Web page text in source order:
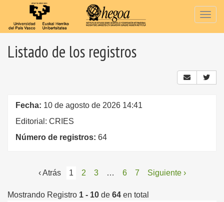
Listado de los registros
Fecha: 10 de agosto de 2026 14:41
Editorial: CRIES
Número de registros: 64
‹ Atrás 1 2 3 … 6 7 Siguiente ›
Mostrando Registro 1 - 10 de 64 en total